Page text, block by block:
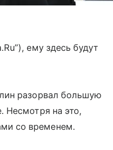
ему здесь будут
разорвал большую
Несмотря на это,
со временем.